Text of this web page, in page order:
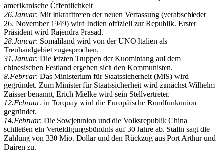
amerikanische Öffentlichkeit
26.Januar: Mit Inkrafttreten der neuen Verfassung (verabschiedet
26. November 1949) wird Indien offiziell zur Republik. Erster
Präsident wird Rajendra Prasad.
28.Januar: Somaliland wird von der UNO Italien als
Treuhandgebiet zugesprochen.
31.Januar: Die letzten Truppen der Kuomintang auf dem
chinesischen Festland ergeben sich den Kommunisten.
8.Februar: Das Ministerium für Staatssicherheit (MfS) wird
gegründet. Zum Minister für Staatssicherheit wird zunächst Wilhelm
Zaisser benannt, Erich Mielke wird sein Stellvertreter.
12.Februar: in Torquay wird die Europäische Rundfunkunion
gegründet.
14.Februar: Die Sowjetunion und die Volksrepublik China
schließen ein Verteidigungsbündnis auf 30 Jahre ab. Stalin sagt die
Zahlung von 330 Mio. Dollar und den Rückzug aus Port Arthur und
Dairen zu.